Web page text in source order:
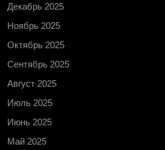
Декабрь 2025
Ноябрь 2025
Октябрь 2025
Сентябрь 2025
Август 2025
Июль 2025
Июнь 2025
Май 2025